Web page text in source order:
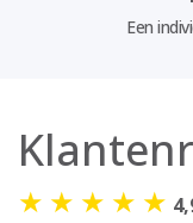
Een
★ ★ ★ ★ ★